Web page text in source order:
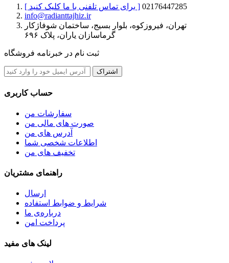
[ برای تماس تلفنی با ما کلیک کنید ] 02176447285
info@radianttajhiz.ir
تهران، فیروزکوه، بلوار بسیج، ساختمان شوفاژکار
گرماسازان یاران، پلاک ۶۹۶
ثبت نام در خبرنامه فروشگاه
اشتراک
حساب کاربری
سفارشات من
صورت های مالی من
آدرس های من
اطلاعات شخصی شما
تخفیف های من
راهنمای مشتریان
ارسال
شرایط و ضوابط استفاده
درباره‌ی ما
پرداخت امن
لینک های مفید